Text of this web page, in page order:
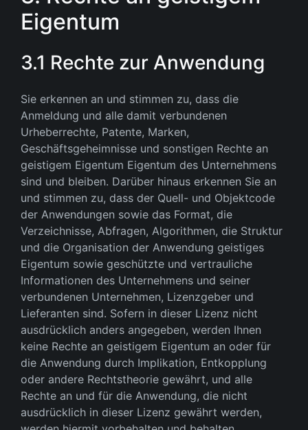
Eigentum
3.1 Rechte zur Anwendung
Sie erkennen an und stimmen zu, dass die
Anmeldung und alle damit verbundenen
Urheberrechte, Patente, Marken,
Geschäftsgeheimnisse und sonstigen Rechte an
geistigem Eigentum Eigentum des Unternehmens
sind und bleiben. Darüber hinaus erkennen Sie an
und stimmen zu, dass der Quell- und Objektcode
der Anwendungen sowie das Format, die
Verzeichnisse, Abfragen, Algorithmen, die Struktur
und die Organisation der Anwendung geistiges
Eigentum sowie geschützte und vertrauliche
Informationen des Unternehmens und seiner
verbundenen Unternehmen, Lizenzgeber und
Lieferanten sind. Sofern in dieser Lizenz nicht
ausdrücklich anders angegeben, werden Ihnen
keine Rechte an geistigem Eigentum an oder für
die Anwendung durch Implikation, Entkopplung
oder andere Rechtstheorie gewährt, und alle
Rechte an und für die Anwendung, die nicht
ausdrücklich in dieser Lizenz gewährt werden,